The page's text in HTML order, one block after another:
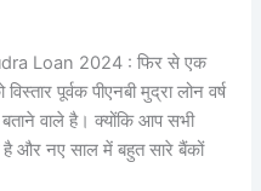
Loan 2024 : फिर से एक
पूर्वक पीएनबी मुद्रा लोन वर्ष
वाले है। क्योंकि आप सभी
और नए साल में बहुत सारे बैंकों